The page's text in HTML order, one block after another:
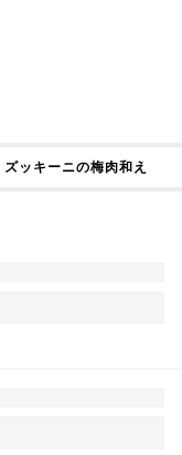
ズッキーニの梅肉和え